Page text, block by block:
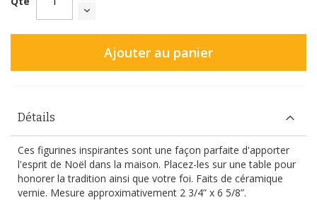
Ajouter au panier
Détails
Ces figurines inspirantes sont une façon parfaite d'apporter
l'esprit de Noël dans la maison. Placez-les sur une table pour
honorer la tradition ainsi que votre foi. Faits de céramique
vernie. Mesure approximativement 2 3/4” x 6 5/8”.